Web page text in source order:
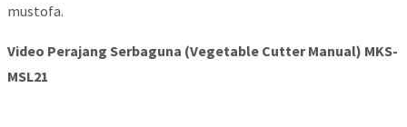
mustofa.
Video Perajang Serbaguna (Vegetable Cutter Manual) MKS-
MSL21